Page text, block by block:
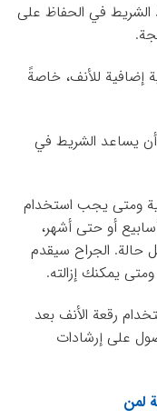
في الحفاظ على
إضافية للأنف، خاصةً
يساعد الشريط في
ومتى يجب استخدام
أو حتى أشهر،
حالة. الجراح سيقدم
يمكنك إزالته.
رقعة الأنف بعد
على إرشادات
لمن